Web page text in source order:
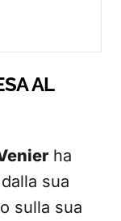
AL
ha
sua
sulla sua